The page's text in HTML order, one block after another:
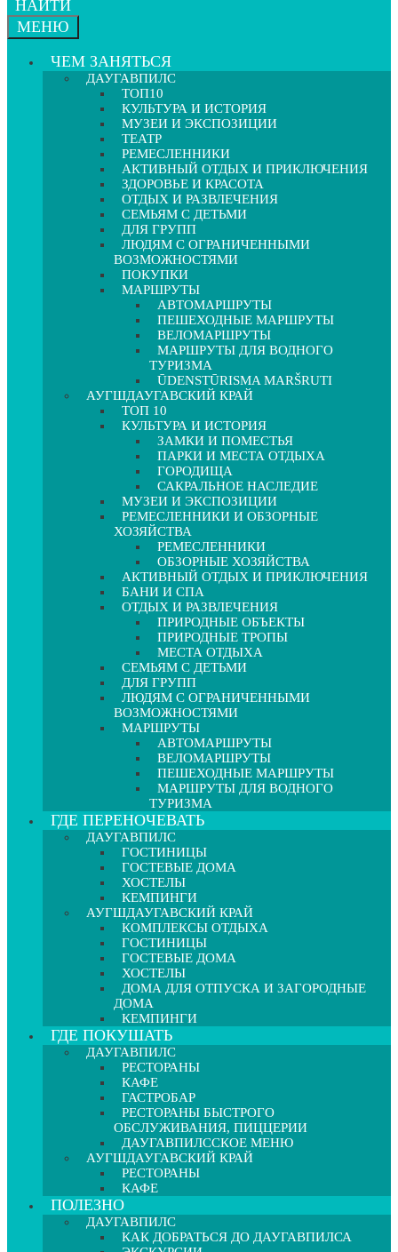
НАЙТИ
МЕНЮ
ЧЕМ ЗАНЯТЬСЯ
ДАУГАВПИЛС
ТОП10
КУЛЬТУРА И ИСТОРИЯ
МУЗЕИ И ЭКСПОЗИЦИИ
ТЕАТР
РЕМЕСЛЕННИКИ
АКТИВНЫЙ ОТДЫХ И ПРИКЛЮЧЕНИЯ
ЗДОРОВЬЕ И КРАСОТА
ОТДЫХ И РАЗВЛЕЧЕНИЯ
СЕМЬЯМ С ДЕТЬМИ
ДЛЯ ГРУПП
ЛЮДЯМ С ОГРАНИЧЕННЫМИ
ВОЗМОЖНОСТЯМИ
ПОКУПКИ
МАРШРУТЫ
АВТОМАРШРУТЫ
ПЕШЕХОДНЫЕ МАРШРУТЫ
ВЕЛОМАРШРУТЫ
МАРШРУТЫ ДЛЯ ВОДНОГО
ТУРИЗМА
ŪDENSTŪRISMA MARŠRUTI
АУГШДАУГАВСКИЙ КРАЙ
ТОП 10
КУЛЬТУРА И ИСТОРИЯ
ЗАМКИ И ПОМЕСТЬЯ
ПАРКИ И МЕСТА ОТДЫХА
ГОРОДИЩА
САКРАЛЬНОЕ НАСЛЕДИЕ
МУЗЕИ И ЭКСПОЗИЦИИ
РЕМЕСЛЕННИКИ И ОБЗОРНЫЕ
ХОЗЯЙСТВА
РЕМЕСЛЕННИКИ
ОБЗОРНЫЕ ХОЗЯЙСТВА
АКТИВНЫЙ ОТДЫХ И ПРИКЛЮЧЕНИЯ
БАНИ И СПА
ОТДЫХ И РАЗВЛЕЧЕНИЯ
ПРИРОДНЫЕ ОБЪЕКТЫ
ПРИРОДНЫЕ ТРОПЫ
МЕСТА ОТДЫХА
СЕМЬЯМ С ДЕТЬМИ
ДЛЯ ГРУПП
ЛЮДЯМ С ОГРАНИЧЕННЫМИ
ВОЗМОЖНОСТЯМИ
МАРШРУТЫ
АВТОМАРШРУТЫ
ВЕЛОМАРШРУТЫ
ПЕШЕХОДНЫЕ МАРШРУТЫ
МАРШРУТЫ ДЛЯ ВОДНОГО
ТУРИЗМА
ГДЕ ПЕРЕНОЧЕВАТЬ
ДАУГАВПИЛС
ГОСТИНИЦЫ
ГОСТЕВЫЕ ДОМА
ХОСТЕЛЫ
КЕМПИНГИ
АУГШДАУГАВСКИЙ КРАЙ
КОМПЛЕКСЫ ОТДЫХА
ГОСТИНИЦЫ
ГОСТЕВЫЕ ДОМА
ХОСТЕЛЫ
ДОМА ДЛЯ ОТПУСКА И ЗАГОРОДНЫЕ
ДОМА
КЕМПИНГИ
ГДЕ ПОКУШАТЬ
ДАУГАВПИЛС
РЕСТОРАНЫ
КАФЕ
ГАСТРОБАР
РЕСТОРАНЫ БЫСТРОГО
ОБСЛУЖИВАНИЯ, ПИЦЦЕРИИ
ДАУГАВПИЛССКОЕ МЕНЮ
АУГШДАУГАВСКИЙ КРАЙ
РЕСТОРАНЫ
КАФЕ
ПОЛЕЗНО
ДАУГАВПИЛС
КАК ДОБРАТЬСЯ ДО ДАУГАВПИЛСА